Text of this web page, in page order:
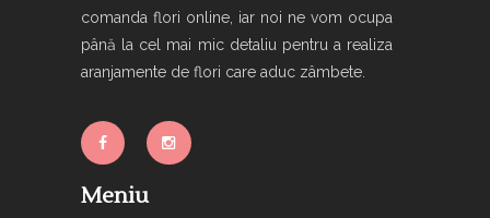
comanda flori online, iar noi ne vom ocupa
până la cel mai mic detaliu pentru a realiza
aranjamente de flori care aduc zâmbete.
Meniu